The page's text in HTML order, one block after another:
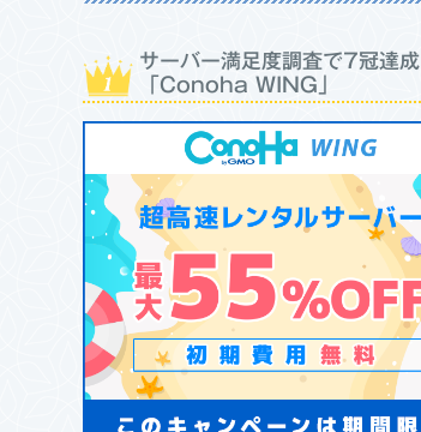
サーバー満足度調査で7冠達成
「Conoha WING」